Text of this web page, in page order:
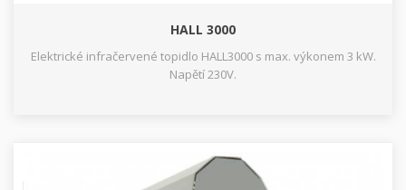
HALL 3000
Elektrické infračervené topidlo HALL3000 s max. výkonem 3 kW.
Napětí 230V.